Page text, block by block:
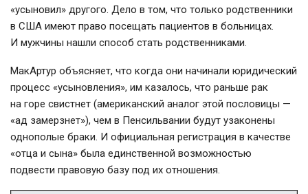
«усыновил» другого. Дело в том, что только родственники
в США имеют право посещать пациентов в больницах.
И мужчины нашли способ стать родственниками.
МакАртур объясняет, что когда они начинали юридический
процесс «усыновления», им казалось, что раньше рак
на горе свистнет (американский аналог этой пословицы —
«ад замерзнет»), чем в Пенсильвании будут узаконены
однополые браки. И официальная регистрация в качестве
«отца и сына» была единственной возможностью
подвести правовую базу под их отношения.